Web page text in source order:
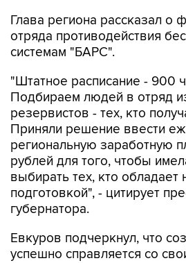
Глава региона рассказал о
отряда противодействия
системам "БАРС".
"Штатное расписание - 900
Подбираем людей в отряд
резервистов - тех, кто
Приняли решение ввести
региональную заработную
рублей для того, чтобы
выбирать тех, кто обладает
подготовкой", - цитирует
губернатора.
Евкуров подчеркнул, что
успешно справляется со